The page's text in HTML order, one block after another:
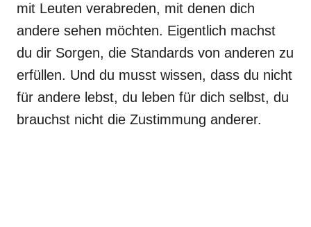
mit Leuten verabreden, mit denen dich
andere sehen möchten. Eigentlich machst
du dir Sorgen, die Standards von anderen zu
erfüllen. Und du musst wissen, dass du nicht
für andere lebst, du leben für dich selbst, du
brauchst nicht die Zustimmung anderer.